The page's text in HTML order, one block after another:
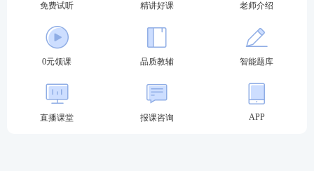
建议1-2个月备考，每天1-2小时
2、善用资料
免费试听 精讲好课 老师介绍
0元领课 品质教辅 智能题库
直播课堂 报课咨询 APP